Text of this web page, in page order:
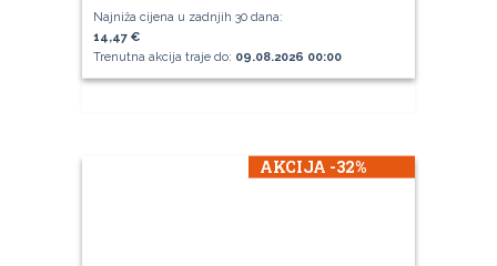
Najniža cijena u zadnjih 30 dana:
14,47 €
Trenutna akcija traje do: 09.08.2026 00:00
AKCIJA -32%